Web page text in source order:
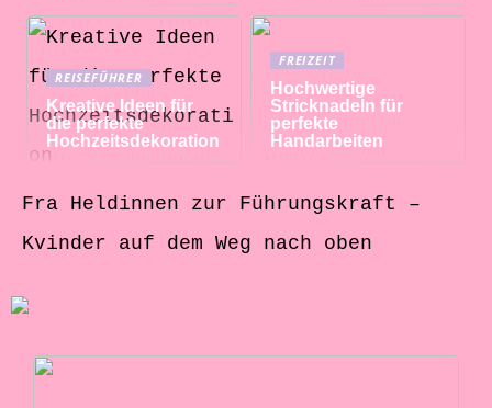
REISEFÜHRER
Kreative Ideen für
die perfekte
Hochzeitsdekoration
FREIZEIT
Hochwertige
Stricknadeln für
perfekte
Handarbeiten
Fra Heldinnen zur Führungskraft –
Kvinder auf dem Weg nach oben